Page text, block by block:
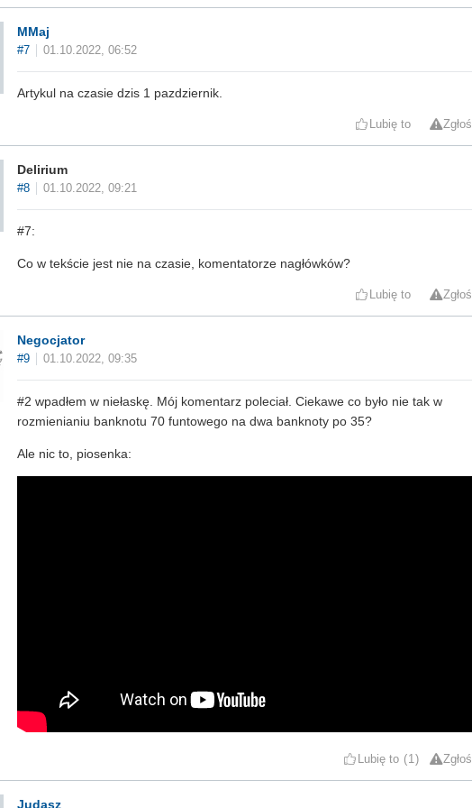
MMaj
#7 01.10.2022, 06:52
Artykul na czasie dzis 1 pazdziernik.
Lubię to Zgłoś
Delirium
#8 01.10.2022, 09:21
#7:
Co w tekście jest nie na czasie, komentatorze nagłówków?
Lubię to Zgłoś
Negocjator
#9 01.10.2022, 09:35
#2 wpadłem w niełaskę. Mój komentarz poleciał. Ciekawe co było nie tak w
rozmienianiu banknotu 70 funtowego na dwa banknoty po 35?
Ale nic to, piosenka:
Lubię to 1 Zgłoś
Judasz